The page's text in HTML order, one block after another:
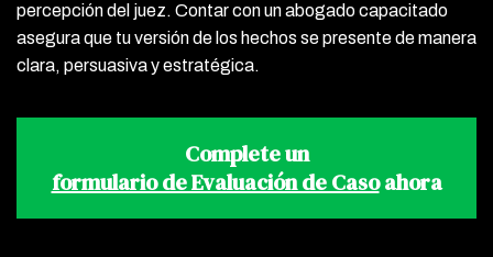
percepción del juez. Contar con un abogado capacitado
asegura que tu versión de los hechos se presente de manera
clara, persuasiva y estratégica.
Complete un
formulario de Evaluación de Casoahora